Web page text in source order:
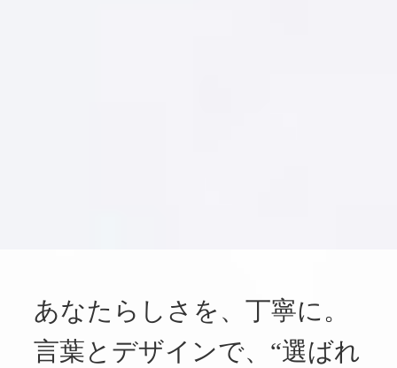
あなたらしさを、丁寧に。
言葉とデザインで、“選ばれ